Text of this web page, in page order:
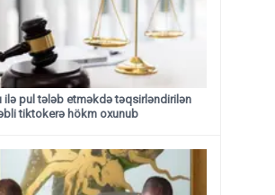
ilə pul tələb etməkdə təqsirləndirilən
tiktokerə hökm oxunub